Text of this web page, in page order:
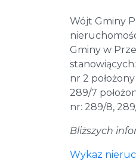
Wójt Gminy
Gminy w
nr 2
289/7
nr: 289/8,
Bliższych
Wykaz